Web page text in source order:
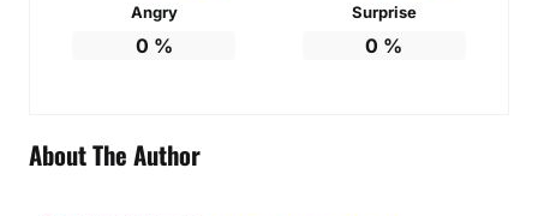
Angry
0 %
Surprise
0 %
About The Author